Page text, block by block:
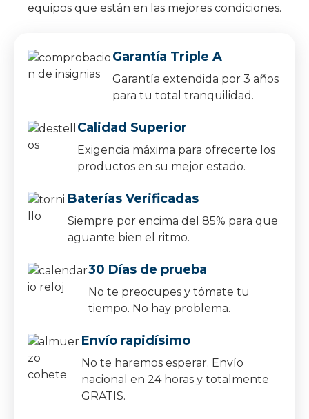
equipos que están en las mejores condiciones.
Garantía Triple A
Garantía extendida por 3 años
para tu total tranquilidad.
Calidad Superior
Exigencia máxima para ofrecerte los
productos en su mejor estado.
Baterías Verificadas
Siempre por encima del 85% para que
aguante bien el ritmo.
30 Días de prueba
No te preocupes y tómate tu
tiempo. No hay problema.
Envío rapidísimo
No te haremos esperar. Envío
nacional en 24 horas y totalmente
GRATIS.